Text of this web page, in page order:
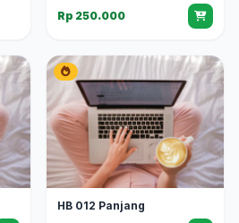
Rp 250.000
HB 012 Panjang